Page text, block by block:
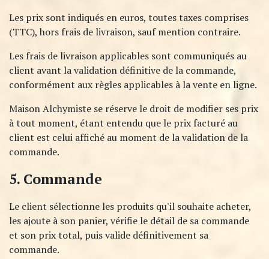
Les prix sont indiqués en euros, toutes taxes comprises
(TTC), hors frais de livraison, sauf mention contraire.
Les frais de livraison applicables sont communiqués au
client avant la validation définitive de la commande,
conformément aux règles applicables à la vente en ligne.​
Maison Alchymiste se réserve le droit de modifier ses prix
à tout moment, étant entendu que le prix facturé au
client est celui affiché au moment de la validation de la
commande.
5. Commande
Le client sélectionne les produits qu'il souhaite acheter,
les ajoute à son panier, vérifie le détail de sa commande
et son prix total, puis valide définitivement sa
commande.